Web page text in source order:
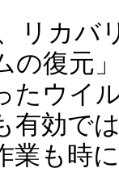
リカバ
の復元
たウイ
有効で
業も時